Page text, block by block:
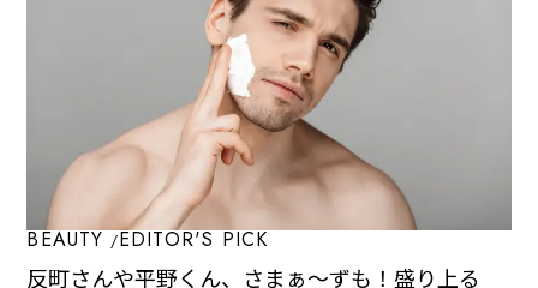
BEAUTY EDITOR'S PICK
反町さんや平野くん、さまぁ～ずも！盛り上る